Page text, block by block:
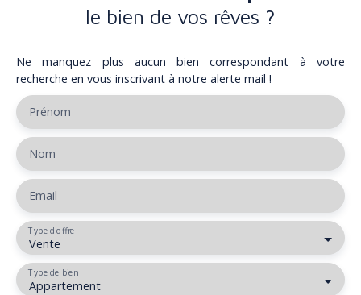
le bien de vos rêves ?
Ne manquez plus aucun bien correspondant à votre
recherche en vous inscrivant à notre alerte mail !
Prénom
Nom
Email
Vente
Type d'offre
Appartement
Type de bien